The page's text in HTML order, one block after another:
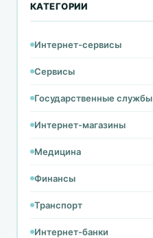
КАТЕГОРИИ
Интернет-сервисы
Сервисы
Государственные службы
Интернет-магазины
Медицина
Финансы
Транспорт
Интернет-банки